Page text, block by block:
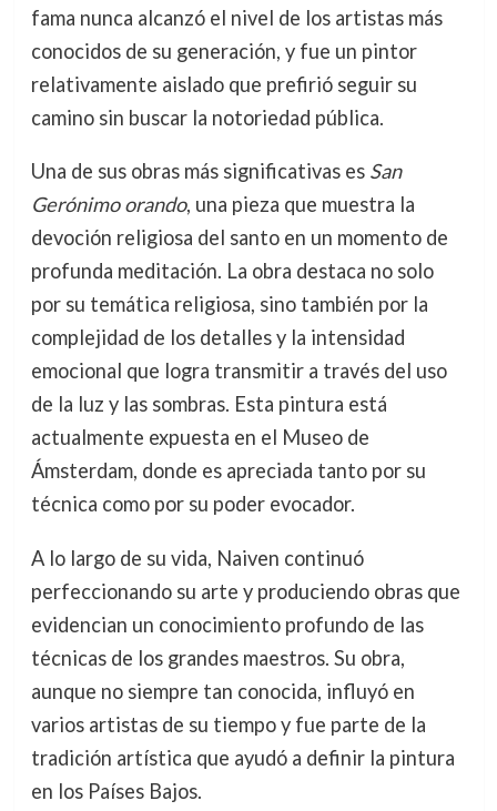
fama nunca alcanzó el nivel de los artistas más
conocidos de su generación, y fue un pintor
relativamente aislado que prefirió seguir su
camino sin buscar la notoriedad pública.
Una de sus obras más significativas es San
Gerónimo orando, una pieza que muestra la
devoción religiosa del santo en un momento de
profunda meditación. La obra destaca no solo
por su temática religiosa, sino también por la
complejidad de los detalles y la intensidad
emocional que logra transmitir a través del uso
de la luz y las sombras. Esta pintura está
actualmente expuesta en el Museo de
Ámsterdam, donde es apreciada tanto por su
técnica como por su poder evocador.
A lo largo de su vida, Naiven continuó
perfeccionando su arte y produciendo obras que
evidencian un conocimiento profundo de las
técnicas de los grandes maestros. Su obra,
aunque no siempre tan conocida, influyó en
varios artistas de su tiempo y fue parte de la
tradición artística que ayudó a definir la pintura
en los Países Bajos.